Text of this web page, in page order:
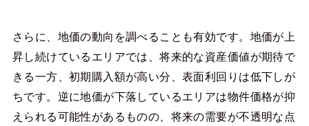
さらに、地価の動向を調べることも有効です。地価が上
昇し続けているエリアでは、将来的な資産価値が期待で
きる一方、初期購入額が高い分、表面利回りは低下しが
ちです。逆に地価が下落しているエリアは物件価格が抑
えられる可能性があるものの、将来の需要が不透明な点